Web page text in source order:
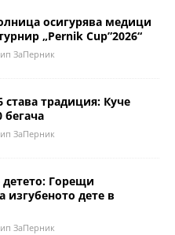
осигурява медици
„Pernik Cup”2026“
ЗаПерник
става традиция: Куче
бегача
ЗаПерник
Горещи
изгубеното дете в
ЗаПерник